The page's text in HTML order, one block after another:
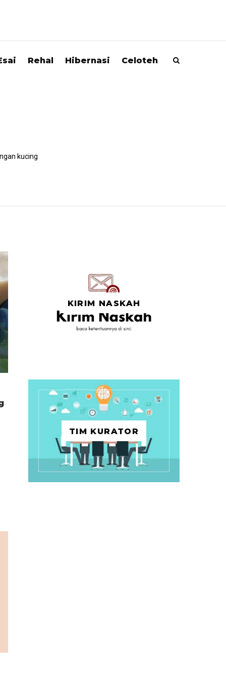
Rehal Hibernasi Celoteh
kucing
KIRIM NASKAH
TIM KURATOR